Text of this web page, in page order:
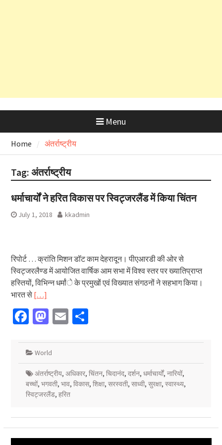
Menu
Home अंतर्राष्ट्रीय
Tag: अंतर्राष्ट्रीय
धर्माचार्यों ने हरित विकास पर स्विट्जरलैंड में किया चिंतन
July 1, 2018 kkadmin
रिपोर्ट … क्रांति मिशन डॉट काम देहरादून। पीएआरडी की ओर से
स्विट्जरलैण्ड में आयोजित वार्षिक आम सभा में विश्व स्तर पर ख्यातिप्राप्त
हस्तियों, विभिन्न धर्मांे के प्रमुखों एवं विख्यात संगठनों ने सहभाग किया।
भारत से […]
Facebook
Mastodon
EmailShare
World
अंतर्राष्ट्रीय, अधिकार, चिंतन, चिदानंद, दर्शन, धर्माचार्यों, नारियों,
बच्चों, भगवती, भाव, विकास, शिक्षा, सरस्वती, साध्वी, सुरक्षा, स्वास्थ्य,
स्विट्जरलैंड, हरित